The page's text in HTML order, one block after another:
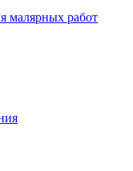
малярных работ